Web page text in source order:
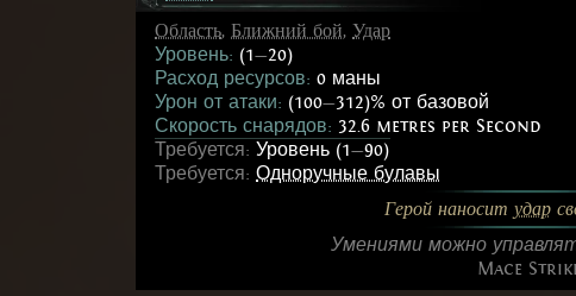
Область, Ближний бой, Удар
Уровень: (1—20)
Расход ресурсов: 0 маны
Урон от атаки: (100—312)% от базовой
Скорость снарядов: 32.6 metres per Second
Требуется: Уровень (1—90)
Требуется: Одноручные булавы
Герой наносит удар
Умениями можно
Mace